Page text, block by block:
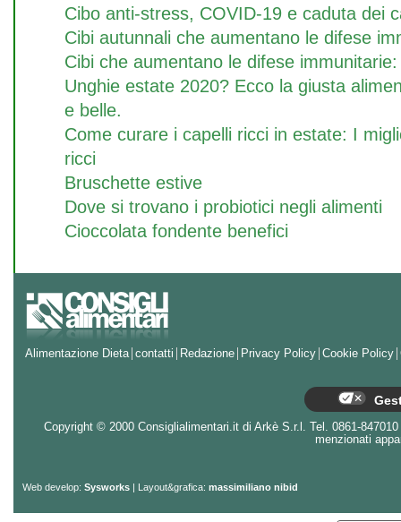
Cibo anti-stress, COVID-19 e caduta dei
Cibi autunnali che aumentano le difese
Cibi che aumentano le difese
Unghie estate 2020? Ecco la giusta
e belle.
Come curare i capelli ricci in estate: I
ricci
Bruschette estive
Dove si trovano i probiotici negli alimenti
Cioccolata fondente benefici
Alimentazione Dieta contatti Redazione Privacy Policy Cookie Policy
Copyright © 2000 Consiglialimentari.it di Arkè S.r.l. Tel. 0861-
menzionati
Web develop: Sysworks | Layout&grafica: massimiliano nibid